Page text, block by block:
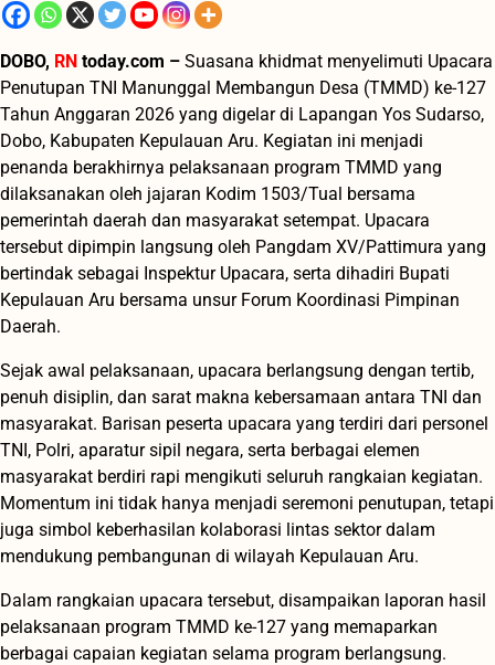
DOBO, RN today.com – Suasana khidmat menyelimuti Upacara
Penutupan TNI Manunggal Membangun Desa (TMMD) ke-127
Tahun Anggaran 2026 yang digelar di Lapangan Yos Sudarso,
Dobo, Kabupaten Kepulauan Aru. Kegiatan ini menjadi
penanda berakhirnya pelaksanaan program TMMD yang
dilaksanakan oleh jajaran Kodim 1503/Tual bersama
pemerintah daerah dan masyarakat setempat. Upacara
tersebut dipimpin langsung oleh Pangdam XV/Pattimura yang
bertindak sebagai Inspektur Upacara, serta dihadiri Bupati
Kepulauan Aru bersama unsur Forum Koordinasi Pimpinan
Daerah.
Sejak awal pelaksanaan, upacara berlangsung dengan tertib,
penuh disiplin, dan sarat makna kebersamaan antara TNI dan
masyarakat. Barisan peserta upacara yang terdiri dari personel
TNI, Polri, aparatur sipil negara, serta berbagai elemen
masyarakat berdiri rapi mengikuti seluruh rangkaian kegiatan.
Momentum ini tidak hanya menjadi seremoni penutupan, tetapi
juga simbol keberhasilan kolaborasi lintas sektor dalam
mendukung pembangunan di wilayah Kepulauan Aru.
Dalam rangkaian upacara tersebut, disampaikan laporan hasil
pelaksanaan program TMMD ke-127 yang memaparkan
berbagai capaian kegiatan selama program berlangsung.